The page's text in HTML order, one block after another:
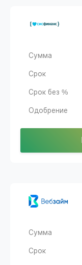
Сумма
Срок
Срок без %
Одобрение
Сумма
Срок